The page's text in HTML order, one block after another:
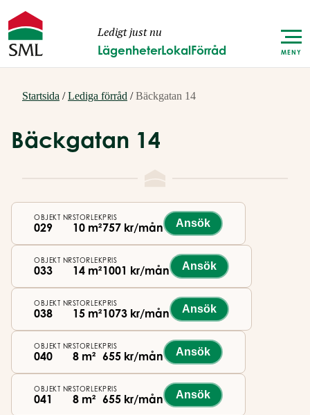
Ledigt just nu
LägenheterLokalFörråd MENY
Startsida /Lediga förråd /Bäckgatan 14
Bäckgatan 14
OBJEKT NR
029
STORLEK
10 m²
PRIS
757 kr/mån Ansök
OBJEKT NR
033
STORLEK
14 m²
PRIS
1001 kr/mån Ansök
OBJEKT NR
038
STORLEK
15 m²
PRIS
1073 kr/mån Ansök
OBJEKT NR
040
STORLEK
8 m²
PRIS
655 kr/mån Ansök
OBJEKT NR
041
STORLEK
8 m²
PRIS
655 kr/mån Ansök